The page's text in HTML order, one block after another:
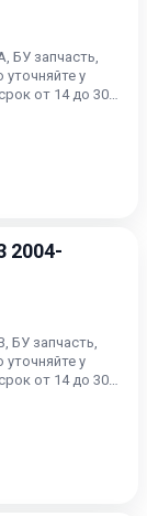
БУ запчасть,
у
от 14 до 30
2004-
БУ запчасть,
у
от 14 до 30